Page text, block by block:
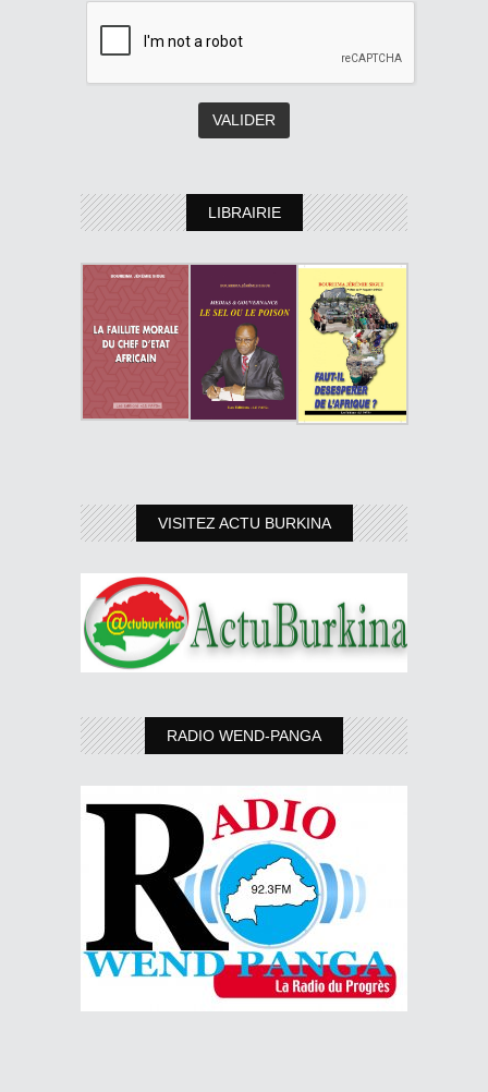
LIBRAIRIE
VISITEZ ACTU BURKINA
RADIO WEND-PANGA